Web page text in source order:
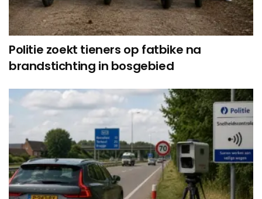
Politie zoekt tieners op fatbike na
brandstichting in bosgebied